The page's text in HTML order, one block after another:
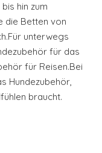
hin zum
die Betten von
unterwegs
für das
für Reisen.Bei
Hundezubehör,
braucht.